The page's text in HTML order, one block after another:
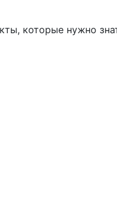
которые нужно